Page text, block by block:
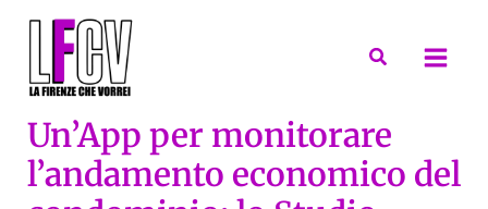
Cerca
Un’App per monitorare
l’andamento economico del